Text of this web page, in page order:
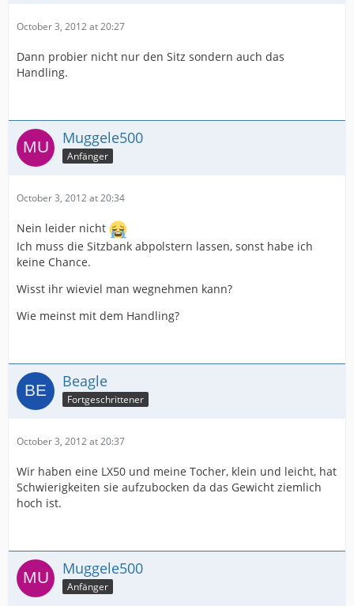
October 3, 2012 at 20:27
Dann probier nicht nur den Sitz sondern auch das
Handling.
Muggele500
Anfänger
October 3, 2012 at 20:34
Nein leider nicht
Ich muss die Sitzbank abpolstern lassen, sonst habe ich
keine Chance.
Wisst ihr wieviel man wegnehmen kann?
Wie meinst mit dem Handling?
Beagle
Fortgeschrittener
October 3, 2012 at 20:37
Wir haben eine LX50 und meine Tocher, klein und leicht, hat
Schwierigkeiten sie aufzubocken da das Gewicht ziemlich
hoch ist.
Muggele500
Anfänger